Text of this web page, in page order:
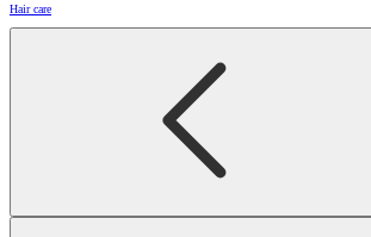
Hair care